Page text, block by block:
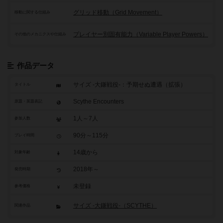
移動に関する仕組み グリッド移動（Grid Movement）
その他のメカニクスや仕組み プレイヤー別固有能力（Variable Player Powers）
作品データ
タイトル サイズ -大鎌戦役-：予期せぬ遭遇（拡張）
Scythe Encounters
参加人数 1人～7人
90分～115分
14歳から
2018年～
参考価格 未登録
関連作品 サイズ -大鎌戦役-（SCYTHE）